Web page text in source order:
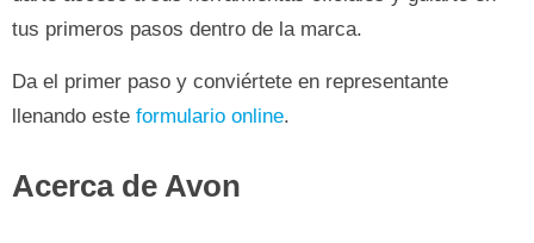
tus primeros pasos dentro de la marca.
Da el primer paso y conviértete en representante
llenando este formulario online.
Acerca de Avon